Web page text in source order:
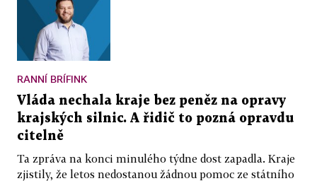
RANNÍ BRÍFINK
Vláda nechala kraje bez peněz na opravy
krajských silnic. A řidič to pozná opravdu
citelně
Ta zpráva na konci minulého týdne dost zapadla. Kraje
zjistily, že letos nedostanou žádnou pomoc ze státního